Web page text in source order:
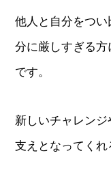
他人と自分をつ
分に厳しすぎる
です。
新しいチャレン
支えとなってくれ